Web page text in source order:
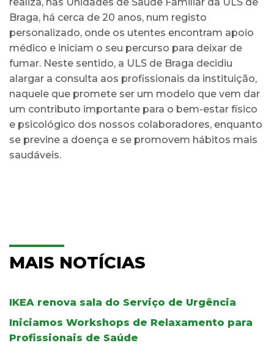
Braga, há cerca de 20 anos, num registo
personalizado, onde os utentes encontram apoio
médico e iniciam o seu percurso para deixar de
fumar. Neste sentido, a ULS de Braga decidiu
alargar a consulta aos profissionais da instituição,
naquele que promete ser um modelo que vem dar
um contributo importante para o bem-estar físico
e psicológico dos nossos colaboradores, enquanto
se previne a doença e se promovem hábitos mais
saudáveis.
MAIS NOTÍCIAS
IKEA renova sala do Serviço de Urgência
Iniciamos Workshops de Relaxamento para
Profissionais de Saúde